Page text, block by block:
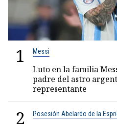
1 Messi
Luto en la familia
padre del astro
representante
2 Posesión Abelardo de la